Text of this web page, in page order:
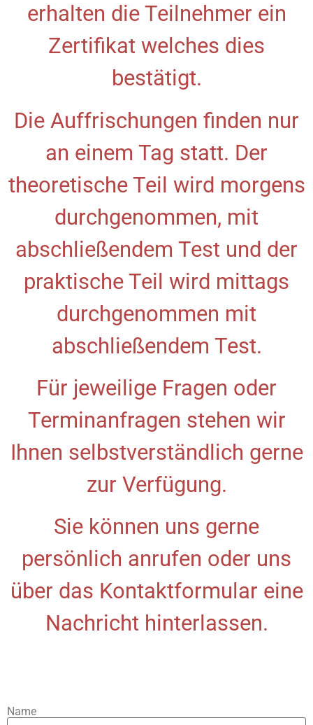
erhalten die Teilnehmer ein
Zertifikat welches dies
bestätigt.
Die Auffrischungen finden nur
an einem Tag statt. Der
theoretische Teil wird morgens
durchgenommen, mit
abschließendem Test und der
praktische Teil wird mittags
durchgenommen mit
abschließendem Test.
Für jeweilige Fragen oder
Terminanfragen stehen wir
Ihnen selbstverständlich gerne
zur Verfügung.
Sie können uns gerne
persönlich anrufen oder uns
über das Kontaktformular eine
Nachricht hinterlassen.
Name